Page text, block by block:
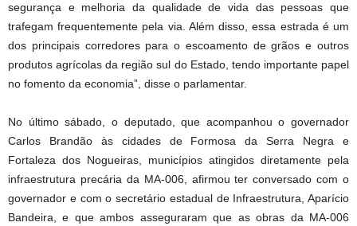
segurança e melhoria da qualidade de vida das pessoas que
trafegam frequentemente pela via. Além disso, essa estrada é um
dos principais corredores para o escoamento de grãos e outros
produtos agrícolas da região sul do Estado, tendo importante papel
no fomento da economia”, disse o parlamentar.
No último sábado, o deputado, que acompanhou o governador
Carlos Brandão às cidades de Formosa da Serra Negra e
Fortaleza dos Nogueiras, municípios atingidos diretamente pela
infraestrutura precária da MA-006, afirmou ter conversado com o
governador e com o secretário estadual de Infraestrutura, Aparício
Bandeira, e que ambos asseguraram que as obras da MA-006